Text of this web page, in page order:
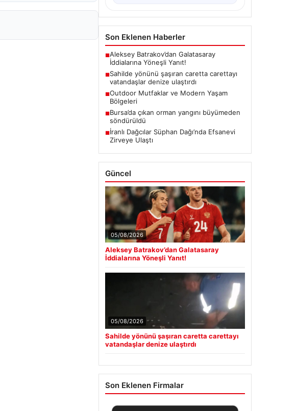
Son Eklenen Haberler
■Aleksey Batrakov’dan Galatasaray
İddialarına Yöneşli Yanıt!
■Sahilde yönünü şaşıran caretta carettayı
vatandaşlar denize ulaştırdı
■Outdoor Mutfaklar ve Modern Yaşam
Bölgeleri
■Bursa’da çıkan orman yangını büyümeden
söndürüldü
■İranlı Dağcılar Süphan Dağı’nda Efsanevi
Zirveye Ulaştı
Güncel
05/08/2026
Aleksey Batrakov’dan Galatasaray
İddialarına Yöneşli Yanıt!
05/08/2026
Sahilde yönünü şaşıran caretta carettayı
vatandaşlar denize ulaştırdı
Son Eklenen Firmalar